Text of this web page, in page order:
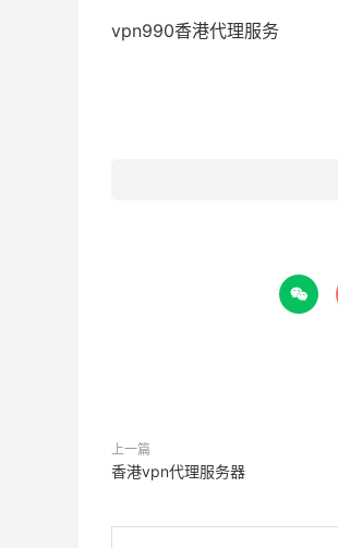
vpn990香港代理服务

上一篇
香港vpn代理服务器